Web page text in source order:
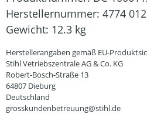
Herstellernummer: 4774
Gewicht: 12.3 kg
Herstellerangaben gemäß EU-
Stihl Vetriebszentrale AG & Co. KG
Robert-Bosch-Straße 13
64807 Dieburg
Deutschland
grosskundenbetreuung@stihl.de